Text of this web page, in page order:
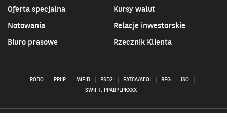
Oferta specjalna Kursy walut
Notowania Relacje inwestorskie
Biuro prasowe Rzecznik Klienta
RODO PRIIP MiFID PSD2 FATCA/AEOI BFG
ISO
SWIFT: PPABPLPKXXX